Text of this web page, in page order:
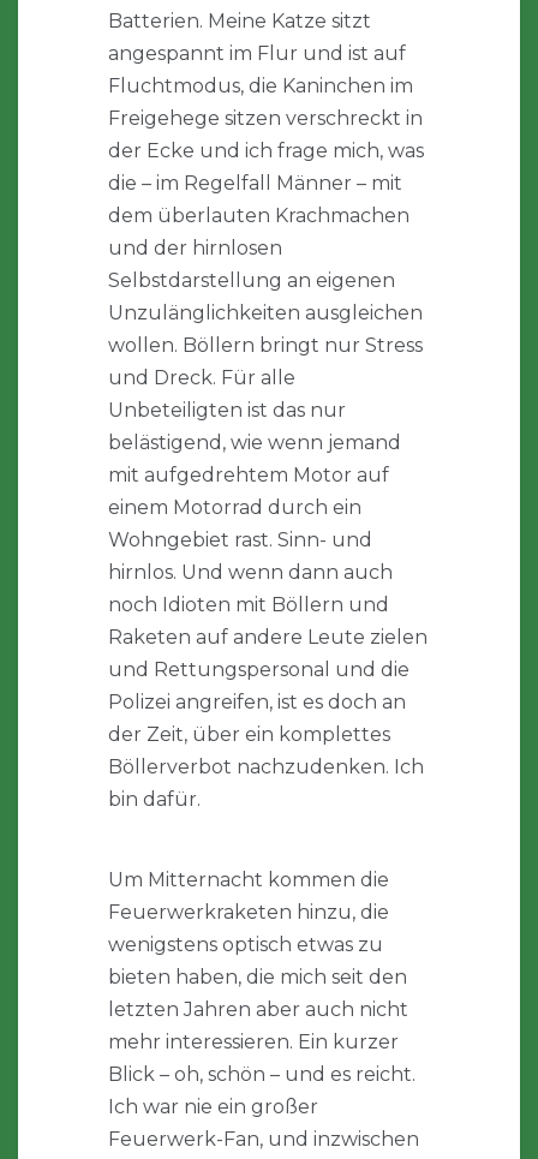
Batterien. Meine Katze sitzt
angespannt im Flur und ist auf
Fluchtmodus, die Kaninchen im
Freigehege sitzen verschreckt in
der Ecke und ich frage mich, was
die – im Regelfall Männer – mit
dem überlauten Krachmachen
und der hirnlosen
Selbstdarstellung an eigenen
Unzulänglichkeiten ausgleichen
wollen. Böllern bringt nur Stress
und Dreck. Für alle
Unbeteiligten ist das nur
belästigend, wie wenn jemand
mit aufgedrehtem Motor auf
einem Motorrad durch ein
Wohngebiet rast. Sinn- und
hirnlos. Und wenn dann auch
noch Idioten mit Böllern und
Raketen auf andere Leute zielen
und Rettungspersonal und die
Polizei angreifen, ist es doch an
der Zeit, über ein komplettes
Böllerverbot nachzudenken. Ich
bin dafür.
Um Mitternacht kommen die
Feuerwerkraketen hinzu, die
wenigstens optisch etwas zu
bieten haben, die mich seit den
letzten Jahren aber auch nicht
mehr interessieren. Ein kurzer
Blick – oh, schön – und es reicht.
Ich war nie ein großer
Feuerwerk-Fan, und inzwischen